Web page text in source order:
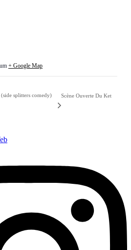
+ Google Map
splitters comedy) Scène Ouverte Du Ket